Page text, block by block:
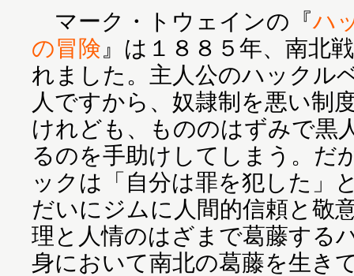
マーク・トウェインの『ハ
の冒険 』は１８８５年、南北
れました。主人公のハックル
人ですから、奴隷制を悪い制
けれども、もののはずみで黒
るのを手助けしてしまう。だ
ックは「自分は罪を犯した」
だいにジムに人間的信頼と敬
理と人情のはざまで葛藤する
身において南北の葛藤を生き